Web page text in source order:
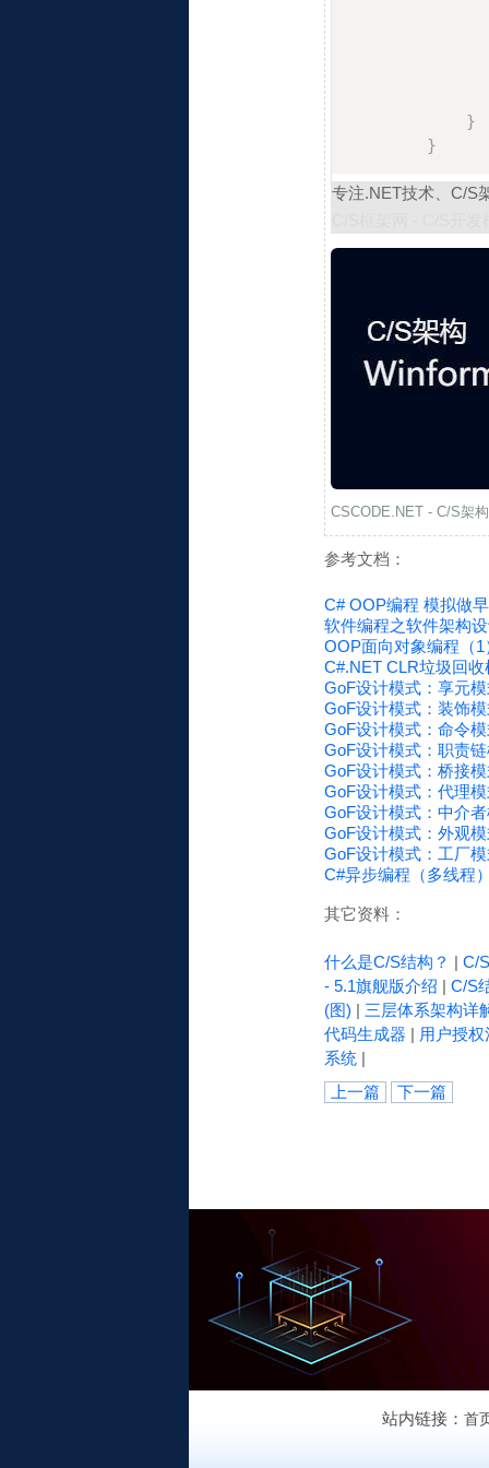
}
}
专注.NET技术、C/S
CSCODE.NET - C/S架
参考文档：
C# OOP编程 模拟做
软件编程之软件架构
OOP面向对象编程（
C#.NET CLR垃圾回
GoF设计模式：享元
GoF设计模式：装饰
GoF设计模式：命令
GoF设计模式：职责
GoF设计模式：桥接
GoF设计模式：代理
GoF设计模式：中介
GoF设计模式：外观
GoF设计模式：工厂
C#异步编程（多线程
其它资料：
什么是C/S结构？ | C/
- 5.1旗舰版介绍 | C/S
(图) | 三层体系架构详
代码生成器 | 用户授
系统|
上一篇
下一篇
站内链接： 首